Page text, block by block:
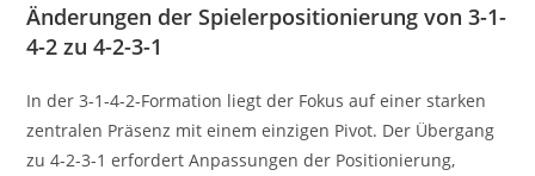
Änderungen der Spielerpositionierung von 3-1-
4-2 zu 4-2-3-1
In der 3-1-4-2-Formation liegt der Fokus auf einer starken
zentralen Präsenz mit einem einzigen Pivot. Der Übergang
zu 4-2-3-1 erfordert Anpassungen der Positionierung,